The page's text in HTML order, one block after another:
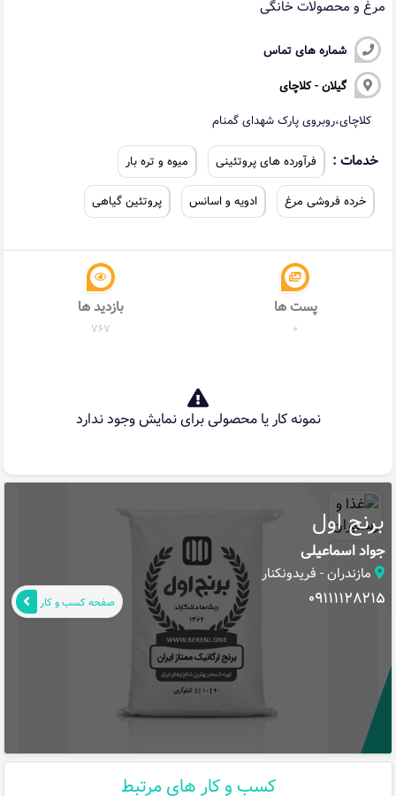
مرغ و محصولات خانگی
شماره های تماس
گیلان-کلاچای
کلاچای،روبروی پارک شهدای گمنام
خدمات : فرآورده های پروتئینی میوه و تره بار
خرده فروشی مرغ ادویه و اسانس پروتئین گیاهی
پست ها
0
بازدید ها
767
نمونه کار یا محصولی برای نمایش وجود ندارد
برنج اول
جواد اسماعیلی
صفحه کسب و کار
مازندران - فریدونکنار
09111128215
کسب و کار های مرتبط